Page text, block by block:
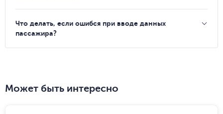
Что делать, если ошибся при вводе данных
пассажира?
Может быть интересно